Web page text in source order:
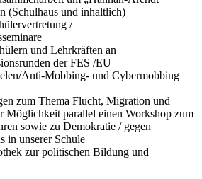
(Schulhaus und inhaltlich)
/
und Lehrkräften an
der FES /EU
Anti-Mobbing- und Cybermobbing
zum Thema Flucht, Migration und
Möglichkeit parallel einen Workshop zum
sowie zu Demokratie / gegen
in unserer Schule
zur politischen Bildung und